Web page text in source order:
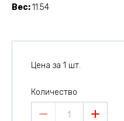
Вес 11.54
Цена за 1 шт.
Количество
1